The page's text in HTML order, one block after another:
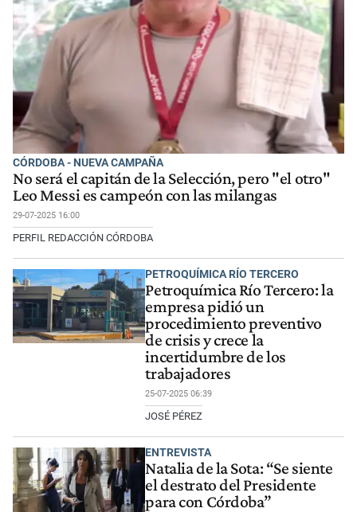
CÓRDOBA - NUEVA CAMPAÑA
No será el capitán de la Selección, pero "el otro"
Leo Messi es campeón con las milangas
29-07-2025 16:00
PERFIL REDACCIÓN CÓRDOBA
PETROQUÍMICA RÍO TERCERO
Petroquímica Río Tercero: la
empresa pidió un
procedimiento preventivo
de crisis y crece la
incertidumbre de los
trabajadores
25-07-2025 06:39
JOSÉ PÉREZ
ENTREVISTA
Natalia de la Sota: “Se siente
el destrato del Presidente
para con Córdoba”